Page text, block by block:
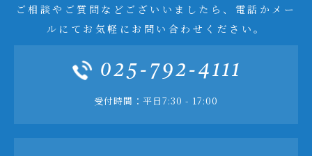
ご相談やご質問などございいましたら、電話かメー
ルにてお気軽にお問い合わせください。
025-792-4111
受付時間：平日7:30 - 17:00